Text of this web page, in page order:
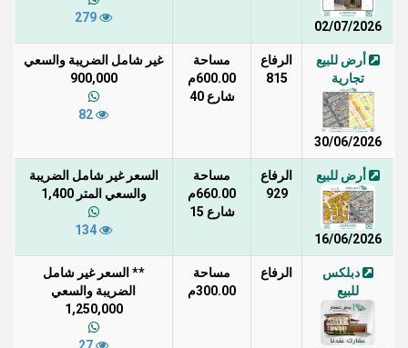
02/07/2026
أرض للبيع
تجارية
30/06/2026
الرفاع
815
مساحة
600.00م
شارع 40
غير شامل الضريبة والسعي
900,000
أرض للبيع
16/06/2026
الرفاع
929
مساحة
660.00م
شارع 15
السعر غير شامل الضريبة
والسعي المتر 1,400
دبلكس
للبيع
الرفاع
مساحة
300.00م
** السعر غير شامل
الضريبة والسعي
1,250,000